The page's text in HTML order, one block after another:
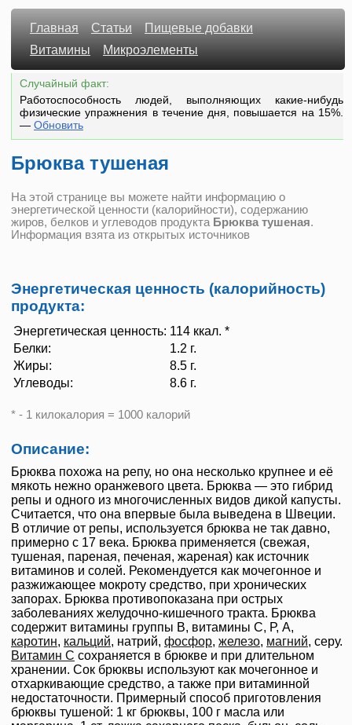
Главная Статьи
Пищевые добавки
Витамины
Микроэлементы
Случайный факт:
Работоспособность людей, выполняющих какие-нибудь
физические упражнения в течение дня, повышается на 15%.
— Обновить
Брюква тушеная
На этой странице вы можете найти информацию о
энергетической ценности (калорийности), содержанию
жиров, белков и углеводов продукта Брюква тушеная.
Информация взята из открытых источников
Энергетическая ценность (калорийность)
продукта:
Энергетическая ценность: 114 ккал. *
Белки:
1.2 г.
Жиры:
8.5 г.
Углеводы:
8.6 г.
* - 1 килокалория = 1000 калорий
Описание:
Брюква похожа на репу, но она несколько крупнее и её
мякоть нежно оранжевого цвета. Брюква — это гибрид
репы и одного из многочисленных видов дикой капусты.
Считается, что она впервые была выведена в Швеции.
В отличие от репы, используется брюква не так давно,
примерно с 17 века. Брюква применяется (свежая,
тушеная, пареная, печеная, жареная) как источник
витаминов и солей. Рекомендуется как мочегонное и
разжижающее мокроту средство, при хронических
запорах. Брюква противопоказана при острых
заболеваниях желудочно-кишечного тракта. Брюква
содержит витамины группы В, витамины С, Р, А,
каротин, кальций, натрий, фосфор, железо, магний, серу.
Витамин C сохраняется в брюкве и при длительном
хранении. Сок брюквы используют как мочегонное и
отхаркивающие средство, а также при витаминной
недостаточности. Примерный способ приготовления
брюквы тушеной: 1 кг брюквы, 100 г масла или